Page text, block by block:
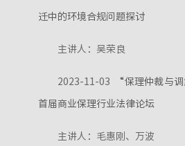
迁中的环境合规问题探讨
主讲人：吴荣良
2023-11-03 “保理仲裁与
首届商业保理行业法律论坛
主讲人：毛惠刚、万波